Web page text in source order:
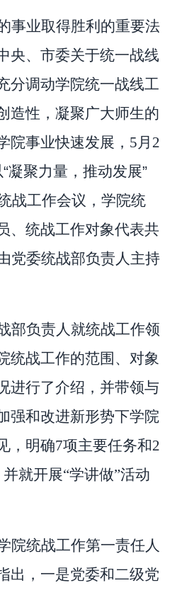
事业取得胜利的重要法
央、市委关于统一战线
分调动学院统一战线工
造性，凝聚广大师生的
院事业快速发展，5月2
“凝聚力量，推动发展”
战工作会议，学院统
、统战工作对象代表共
党委统战部负责人主持
部负责人就统战工作领
统战工作的范围、对象
进行了介绍，并带领与
强和改进新形势下学院
，明确7项主要任务和2
就开展“学讲做”活动
院统战工作第一责任人
出，一是党委和二级党